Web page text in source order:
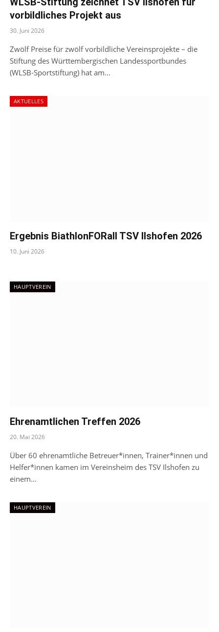
vorbildliches Projekt aus
30. Juni 2026
Zwölf Preise für zwölf vorbildliche Vereinsprojekte – die
Stiftung des Württembergischen Landessportbundes
(WLSB-Sportstiftung) hat am…
AKTUELLES
Ergebnis BiathlonFORall TSV Ilshofen 2026
10. Juni 2026
HAUPTVEREIN
Ehrenamtlichen Treffen 2026
20. Mai 2026
Über 60 ehrenamtliche Betreuer*innen, Trainer*innen und
Helfer*innen kamen im Vereinsheim des TSV Ilshofen zu
einem…
HAUPTVEREIN